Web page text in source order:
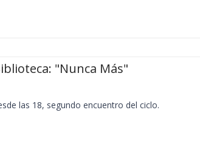
"Nunca Más"
las 18, segundo encuentro del ciclo.